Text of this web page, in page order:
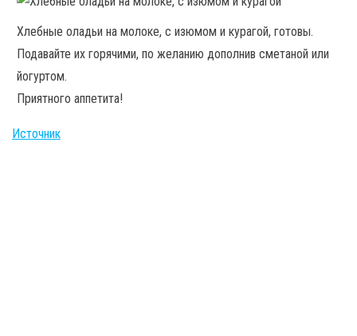
Хлебные оладьи на молоке, с изюмом и курагой, готовы.
Подавайте их горячими, по желанию дополнив сметаной или
йогуртом.
Приятного аппетита!
Источник